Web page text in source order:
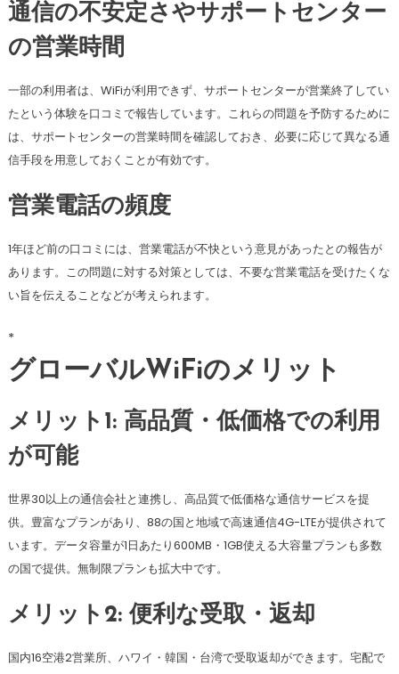
通信の不安定さやサポートセンター
の営業時間
一部の利用者は、WiFiが利用できず、サポートセンターが営業終了してい
たという体験を口コミで報告しています。これらの問題を予防するために
は、サポートセンターの営業時間を確認しておき、必要に応じて異なる通
信手段を用意しておくことが有効です。
営業電話の頻度
1年ほど前の口コミには、営業電話が不快という意見があったとの報告が
あります。この問題に対する対策としては、不要な営業電話を受けたくな
い旨を伝えることなどが考えられます。
*
グローバルWiFiのメリット
メリット1: 高品質・低価格での利用
が可能
世界30以上の通信会社と連携し、高品質で低価格な通信サービスを提
供。豊富なプランがあり、88の国と地域で高速通信4G-LTEが提供されて
います。データ容量が1日あたり600MB・1GB使える大容量プランも多数
の国で提供。無制限プランも拡大中です。
メリット2: 便利な受取・返却
国内16空港2営業所、ハワイ・韓国・台湾で受取返却ができます。宅配で